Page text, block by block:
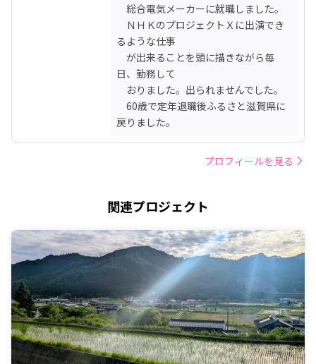
総合電気メーカーに就職しました。
ＮＨＫのプロジェクトＸに出演でき
るような仕事
が出来ることを頭に描きながら毎
日、勤務して
おりました。出られませんでした。
60歳で定年退職後ふるさと滋賀県に
戻りました。
プロフィールを見る
関連プロジェクト